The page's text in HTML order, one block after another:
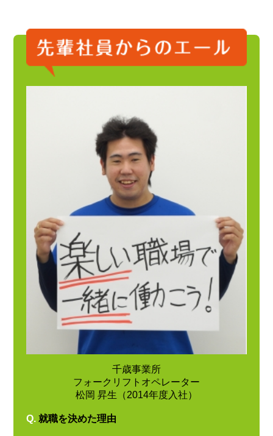
千歳事業所
フォークリフトオペレーター
松岡 昇生（2014年度入社）
Q. 就職を決めた理由